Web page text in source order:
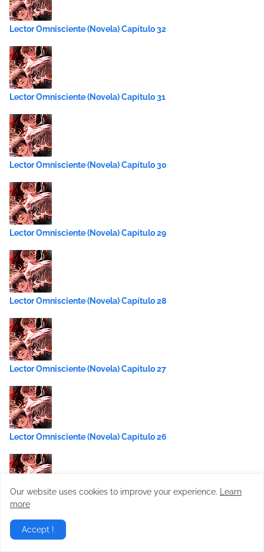
Lector Omnisciente (Novela) Capítulo 32
Lector Omnisciente (Novela) Capítulo 31
Lector Omnisciente (Novela) Capítulo 30
Lector Omnisciente (Novela) Capítulo 29
Lector Omnisciente (Novela) Capítulo 28
Lector Omnisciente (Novela) Capítulo 27
Lector Omnisciente (Novela) Capítulo 26
Lector Omnisciente (Novela) Capítulo 25
Our website uses cookies to improve your experience.
Learn
more
Accept !